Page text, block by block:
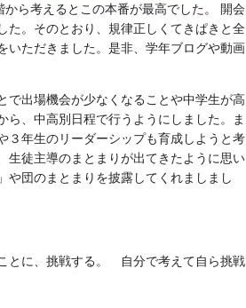
ら考えるとこの本番が最高でした。 開会
た。そのとおり、規律正しくてきぱきと全
いただきました。是非、学年ブログや動画
で出場機会が少なくなることや中学生が高
、中高別日程で行うようにしました。ま
３年生のリーダーシップも育成しようと考
生徒主導のまとまりが出てきたように思い
や団のまとまりを披露してくれましまし
とに、挑戦する。 自分で考えて自ら挑戦